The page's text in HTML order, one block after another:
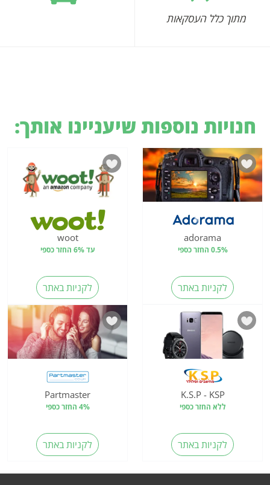
מתוך כלל העסקאות
חנויות נוספות שיעניינו אותך:
adorama
0.5% החזר כספי
לקניות באתר
woot
עד 6% החזר כספי
לקניות באתר
K.S.P - KSP
ללא החזר כספי
לקניות באתר
Partmaster
4% החזר כספי
לקניות באתר